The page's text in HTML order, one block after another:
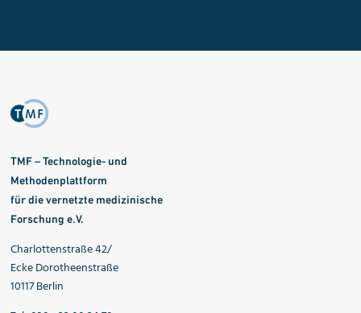
TMF – Technologie- und
Methodenplattform
für die vernetzte medizinische
Forschung e.V.
Charlottenstraße 42/
Ecke Dorotheenstraße
10117 Berlin